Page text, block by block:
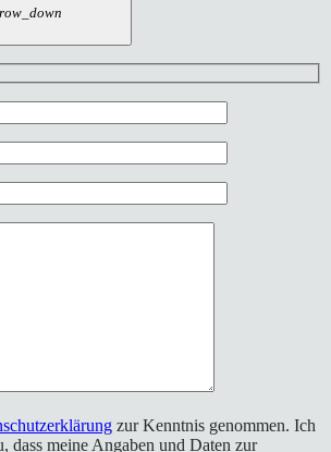
zur Kenntnis genommen. Ich
dass meine Angaben und Daten zur